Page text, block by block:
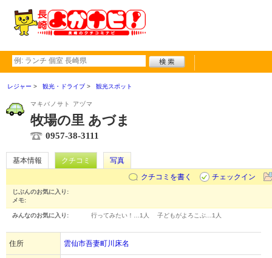
レジャー 観光・ドライブ 観光スポット
マキバノサト アヅマ
牧場の里 あづま
0957-38-3111
基本情報 クチコミ
写真
クチコミを書く
チェックイン
じぶんのお気に入り:
メモ:
みんなのお気に入り: 行ってみたい！… 1人 子どもがよろこぶ… 1人
住所 雲仙市吾妻町川床名